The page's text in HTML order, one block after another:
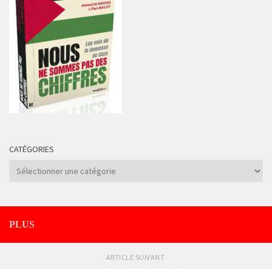
CATÉGORIES
Catégories
PLUS
ARTICLE SUIVANT